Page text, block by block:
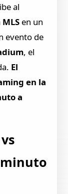
al
MLS en un
evento de
, el
El
en la
a
minuto